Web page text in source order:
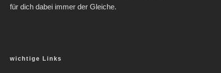
für dich dabei immer der Gleiche.
wichtige Links